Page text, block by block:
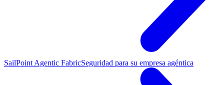
SailPoint Agentic FabricSeguridad para su empresa agéntica